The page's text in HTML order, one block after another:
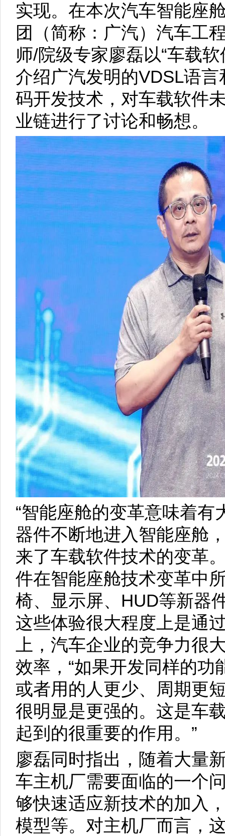
实现。在本次汽车智能座
团（简称：广汽）汽车工
师/院级专家廖磊以“车载
介绍广汽发明的VDSL语
码开发技术，对车载软件
业链进行了讨论和畅想。
“智能座舱的变革意味着
器件不断地进入智能座舱
来了车载软件技术的变革
件在智能座舱技术变革中
椅、显示屏、HUD等新器
这些体验很大程度上是通
上，汽车企业的竞争力很
效率，“如果开发同样的功
或者用的人更少、周期更
很明显是更强的。这是车
起到的很重要的作用。”
廖磊同时指出，随着大量
车主机厂需要面临的一个
够快速适应新技术的加入
模型等。对主机厂而言，